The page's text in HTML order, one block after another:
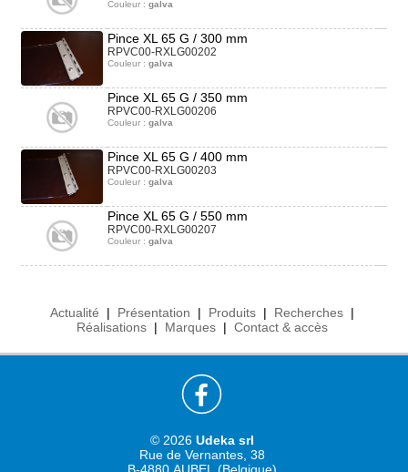
Couleur : galva
Pince XL 65 G / 300 mm
RPVC00-RXLG00202
Couleur : galva
Pince XL 65 G / 350 mm
RPVC00-RXLG00206
Couleur : galva
Pince XL 65 G / 400 mm
RPVC00-RXLG00203
Couleur : galva
Pince XL 65 G / 550 mm
RPVC00-RXLG00207
Couleur : galva
Actualité | Présentation | Produits | Recherches |
Réalisations | Marques | Contact & accès
© 2026 Udeka srl
Rue de Vernantes, 38